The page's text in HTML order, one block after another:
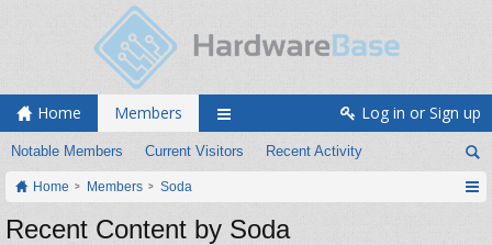
Home Members
Notable Members Current Visitors Recent Activity
Log in or Sign up
Home Members Soda
Recent Content by Soda